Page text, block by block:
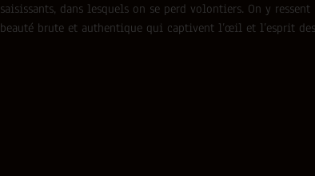
saisissants, dans lesquels on se perd volontiers. On y
beauté brute et authentique qui captivent l’œil et l’esprit